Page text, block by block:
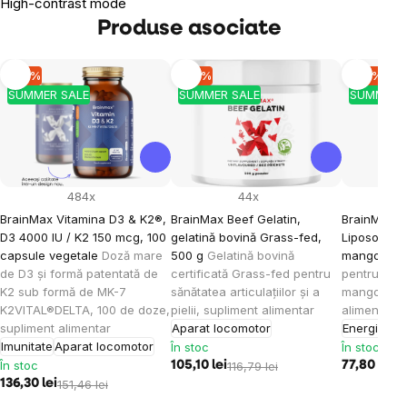
Produse asociate
SUMMER SALE
-10 %
BrainMax Vitamina D3 & K2®,
D3 4000 IU / K2 150 mcg, 100
capsule vegetale Doză mare
de D3 și formă patentată de
K2 sub formă de MK-7
K2VITAL®DELTA, 100 de doze,
supliment alimentar
ImunitateAparat locomotor
484x
În stoc
136,30 lei151,46 lei
SUMMER SALE
-10 %
BrainMax Beef Gelatin,
gelatină bovină Grass-fed,
500 g Gelatină bovină
certificată Grass-fed pentru
sănătatea articulațiilor și a
pielii, supliment alimentar
Aparat locomotor
44x
În stoc
105,10 lei116,79 lei
SUMMER
-10 %
BrainMax
Liposomal
mango,
pentru
mango, 30
alimentar
Energie
În stoc
77,80 lei